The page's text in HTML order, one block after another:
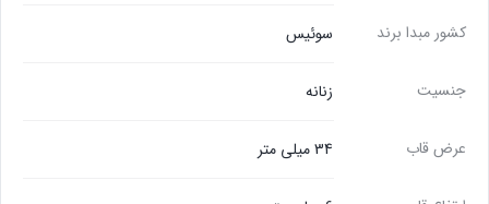
کشور مبدا برند سوئیس
جنسیت زنانه
عرض قاب 34 میلی متر